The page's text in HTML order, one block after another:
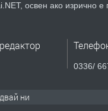
освен ако изрично е
0336/
ни